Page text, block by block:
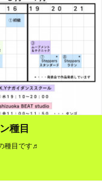
種目
種目です♬